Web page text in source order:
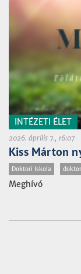
INTÉZETI ÉLET
2026. április 7., 16:07
Kiss Márton
Doktori Iskola
Meghívó